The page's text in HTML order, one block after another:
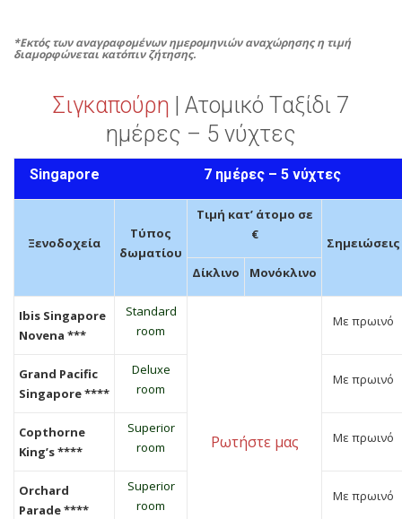
*Εκτός των αναγραφομένων ημερομηνιών αναχώρησης η τιμή
διαμορφώνεται κατόπιν ζήτησης.
Σιγκαπούρη | Ατομικό Ταξίδι 7
ημέρες – 5 νύχτες
Singapore 7 ημέρες – 5 νύχτες
Ξενοδοχεία
Τύπος
δωματίου
Τιμή κατ’ άτομο σε
€
Σημειώσεις
Δίκλινο
Μονόκλινο
Ibis Singapore
Novena ***
Standard
room
Ρωτήστε μας
Με πρωινό
Grand Pacific
Singapore ****
Deluxe
room
Με πρωινό
Copthorne
King’s ****
Superior
room
Με πρωινό
Orchard
Parade ****
Superior
room
Με πρωινό